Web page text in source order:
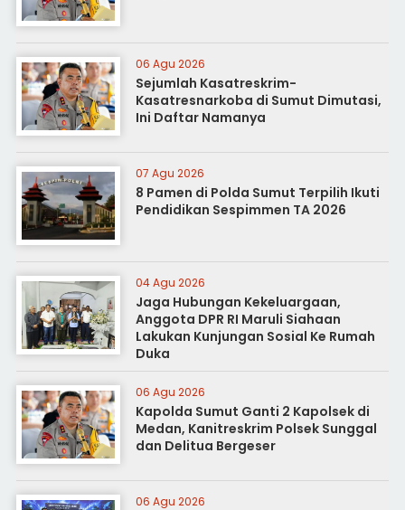
06 Agu 2026
Sejumlah Kasatreskrim-
Kasatresnarkoba di Sumut Dimutasi,
Ini Daftar Namanya
07 Agu 2026
8 Pamen di Polda Sumut Terpilih Ikuti
Pendidikan Sespimmen TA 2026
04 Agu 2026
Jaga Hubungan Kekeluargaan,
Anggota DPR RI Maruli Siahaan
Lakukan Kunjungan Sosial Ke Rumah
Duka
06 Agu 2026
Kapolda Sumut Ganti 2 Kapolsek di
Medan, Kanitreskrim Polsek Sunggal
dan Delitua Bergeser
06 Agu 2026